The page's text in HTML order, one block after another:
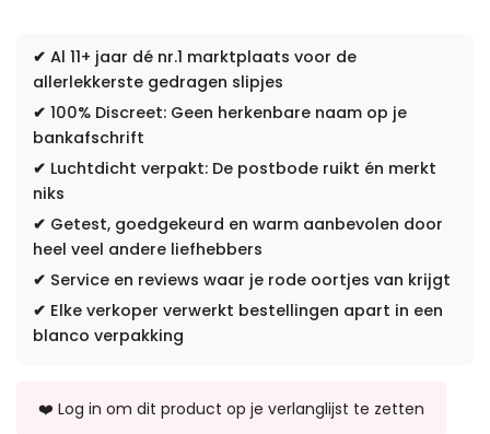
✔ Al 11+ jaar dé nr.1 marktplaats voor de
allerlekkerste gedragen slipjes
✔ 100% Discreet: Geen herkenbare naam op je
bankafschrift
✔ Luchtdicht verpakt: De postbode ruikt én merkt
niks
✔ Getest, goedgekeurd en warm aanbevolen door
heel veel andere liefhebbers
✔ Service en reviews waar je rode oortjes van krijgt
✔ Elke verkoper verwerkt bestellingen apart in een
blanco verpakking